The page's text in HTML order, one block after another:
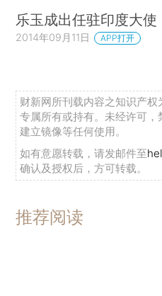
乐玉成出任驻印度大使
2014年09月11日 APP打开
财新网所刊载内容之知识产
专属所有或持有。未经许可
建立镜像等任何使用。
如有意愿转载，请发邮件至
确认及授权后，方可转载。
推荐阅读